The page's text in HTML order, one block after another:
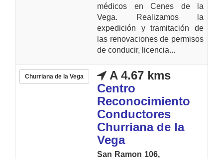
médicos en Cenes de la
Vega. Realizamos la
expedición y tramitación de
las renovaciones de permisos
de conducir, licencia...
Churriana de la Vega
A 4.67 kms
Centro
Reconocimiento
Conductores
Churriana de la
Vega
San Ramon 106,